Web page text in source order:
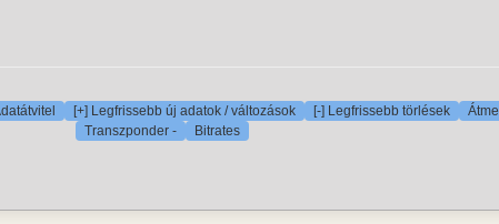
[+] Legfrissebb új adatok / változások [-] Legfrissebb törlések
Transzponder -
Bitrates